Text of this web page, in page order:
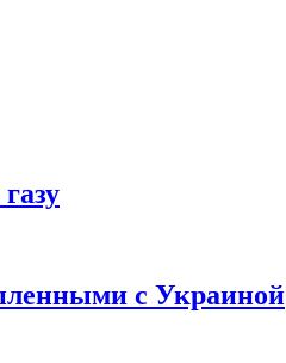
с Украиной